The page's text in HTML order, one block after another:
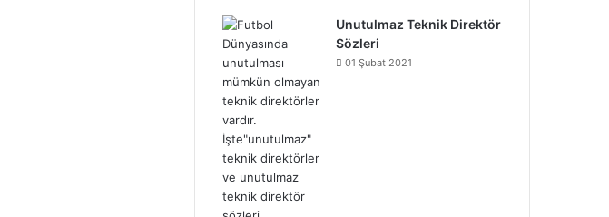
Unutulmaz Teknik Direktör
Sözleri
01 Şubat 2021